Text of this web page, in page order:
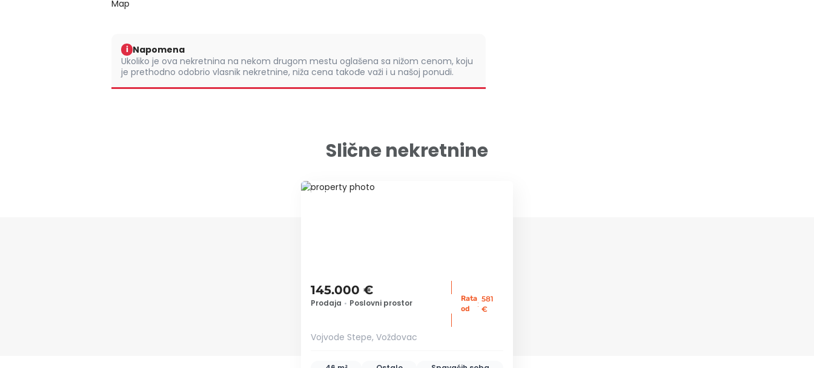
Map
i Napomena
Ukoliko je ova nekretnina na nekom drugom mestu oglašena sa nižom cenom, koju
je prethodno odobrio vlasnik nekretnine, niža cena takođe važi i u našoj ponudi.
Slične nekretnine
ID 78275
145.000 €
Prodaja • Poslovni prostor
Rata
od
: 581
€
Vojvode Stepe, Voždovac